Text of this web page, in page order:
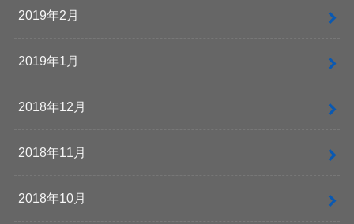
2019年2月
2019年1月
2018年12月
2018年11月
2018年10月